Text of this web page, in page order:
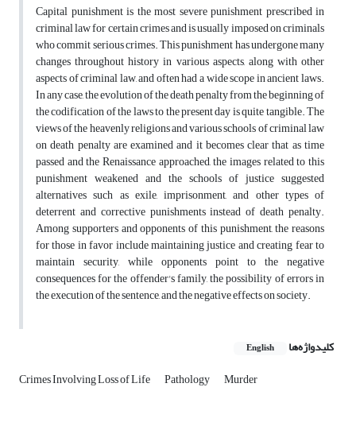
Capital punishment is the most severe punishment prescribed in
criminal law for certain crimes and is usually imposed on criminals
who commit serious crimes. This punishment has undergone many
changes throughout history in various aspects, along with other
aspects of criminal law, and often had a wide scope in ancient laws.
In any case, the evolution of the death penalty from the beginning of
the codification of the laws to the present day is quite tangible. The
views of the heavenly religions and various schools of criminal law
on death penalty are examined and it becomes clear that as time
passed and the Renaissance approached, the images related to this
punishment weakened and the schools of justice suggested
alternatives such as exile, imprisonment, and other types of
deterrent and corrective punishments instead of death penalty.
Among supporters and opponents of this punishment, the reasons
for those in favor include maintaining justice and creating fear to
maintain security, while opponents point to the negative
consequences for the offender's family, the possibility of errors in
the execution of the sentence, and the negative effects on society.
کلیدواژه‌ها English
Crimes Involving Loss of Life Pathology Murder